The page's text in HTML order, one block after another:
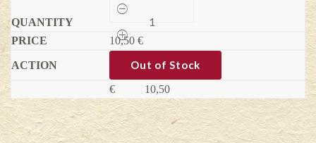
Ugni
Ugni
molinae
quantity
10,50 €
Out of Stock
€ 10,50